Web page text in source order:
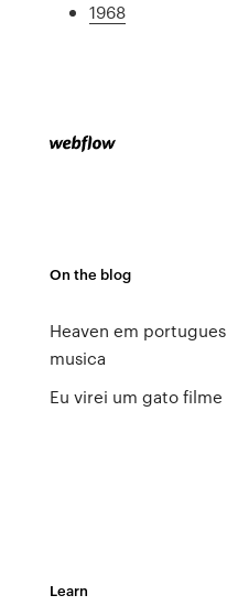
1968
On the blog
Heaven em portugues
musica
Eu virei um gato filme
Learn